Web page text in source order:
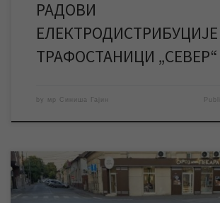
РАДОВИ
ТРАФОСТАНИЦИ „СЕВЕР“
by мр Синиша Гајин